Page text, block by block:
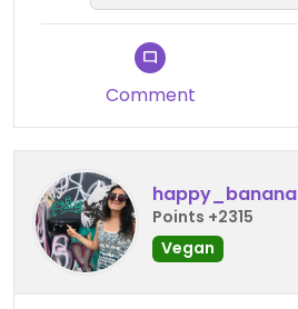
Comment
happy_banana
Points +2315
Vegan